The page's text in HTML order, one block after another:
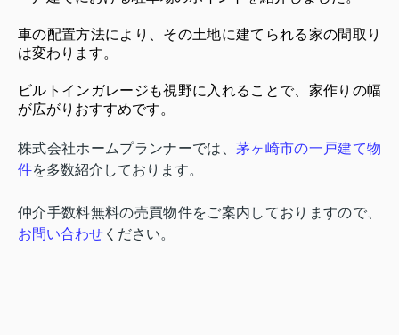
車の配置方法により、その土地に建てられる家の間取り
は変わります。
ビルトインガレージも視野に入れることで、家作りの幅
が広がりおすすめです。
株式会社ホームプランナーでは、 茅ヶ崎市の一戸建て物
件を多数紹介しております。
仲介手数料無料の売買物件をご案内しておりますので、
お問い合わせ ください。